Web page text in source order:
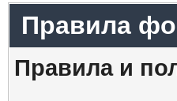
Правила
Правила и